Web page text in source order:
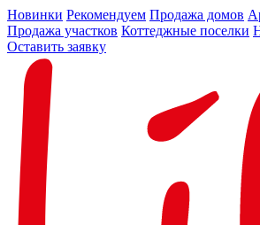
Новинки Рекомендуем Продажа домов
Продажа участков Коттеджные поселки
Оставить заявку